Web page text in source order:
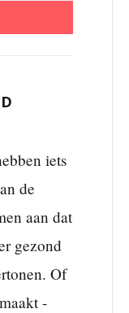
iets
de
aan dat
gezond
Of
-